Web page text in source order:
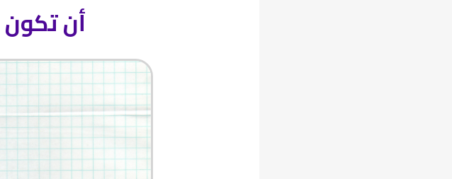
أن